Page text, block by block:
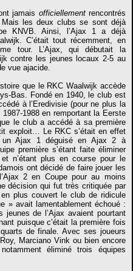
jamais officiellement rencontrés
Mais les deux clubs se sont déjà
KNVB. Ainsi, l’Ajax 1 a déjà
C’était tout récemment, en
tour. L’Ajax, qui débutait la
contre les jeunes locaux 2-5 au
vue ajacide.
que le RKC Waalwijk accède
Bas. Fondé en 1940, le club est
à l’Eredivisie (pour ne plus la
1988 en remportant la Eerste
le club a accédé à sa première
exploit… Le RKC s’était en effet
un Ajax 1 déguisé en Ajax 2 à
première s’étant faite éliminer
n’étant plus en course pour le
ont décidé de faire jouer les
2 en Coupe pour au moins
décision qui fut très critiquée par
plus couvert le club de ridicule
» avait lamentablement échoué :
de l’Ajax avaient pourtant
puisque c’était la première fois
de finale. Avec ses joueurs
Marciano Vink ou bien encore
éliminé trois équipes